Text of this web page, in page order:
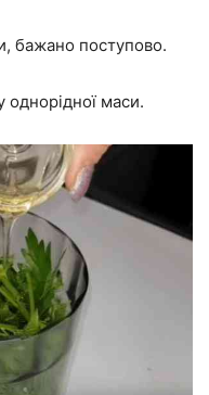
бажано поступово.
маси.